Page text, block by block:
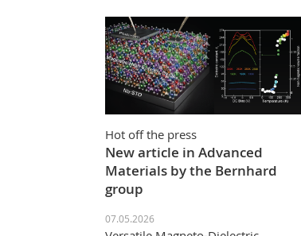
Hot off the press
New article in Advanced
Materials by the Bernhard
group
07.05.2026